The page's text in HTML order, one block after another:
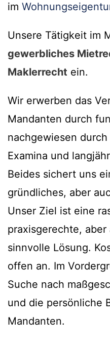
im
Unsere Tätigkeit im
gewerbliches
Maklerrecht ein.
Wir erwerben das
Mandanten durch
nachgewiesen
Examina und
Beides sichert uns
gründliches, aber
Unser Ziel ist eine
praxisgerechte,
sinnvolle Lösung.
offen an. Im
Suche nach
und die persönliche
Mandanten.